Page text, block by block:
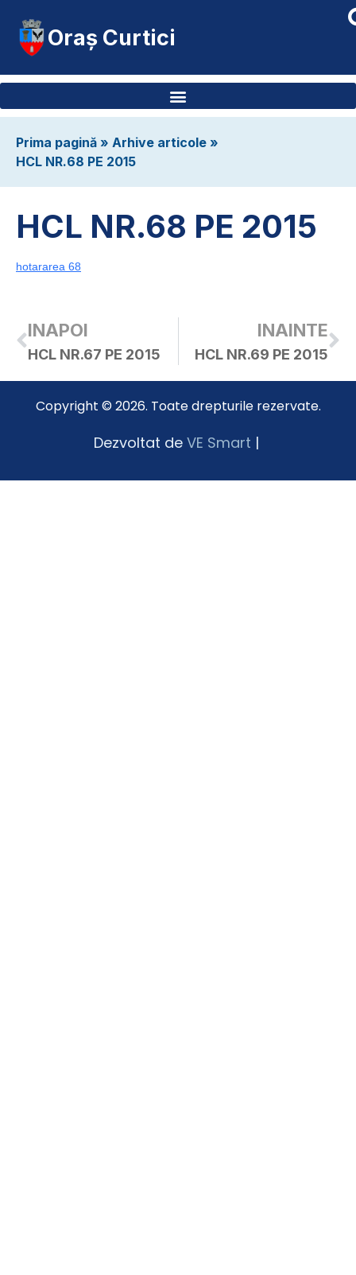
Oraș Curtici
Prima pagină » Arhive articole »
HCL NR.68 PE 2015
HCL NR.68 PE 2015
hotararea 68
INAPOI
HCL NR.67 PE 2015
INAINTE
HCL NR.69 PE 2015
Copyright © 2026. Toate drepturile rezervate.
Dezvoltat de VE Smart |